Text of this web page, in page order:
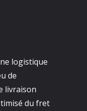
logistique
de
livraison
du fret